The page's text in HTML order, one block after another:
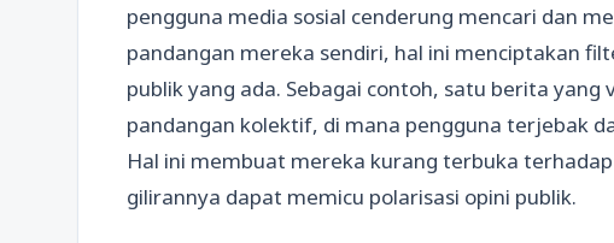
pengguna media sosial cenderung mencari dan
pandangan mereka sendiri, hal ini menciptakan
publik yang ada. Sebagai contoh, satu berita
pandangan kolektif, di mana pengguna terjebak
Hal ini membuat mereka kurang terbuka
gilirannya dapat memicu polarisasi opini publik.